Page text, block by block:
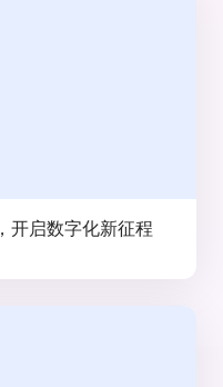
开启数字化新征程